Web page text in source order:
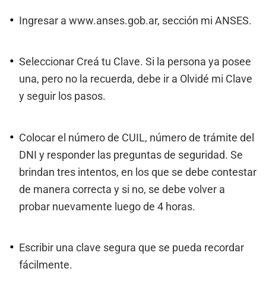
Ingresar a www.anses.gob.ar, sección mi ANSES.
Seleccionar Creá tu Clave. Si la persona ya posee
una, pero no la recuerda, debe ir a Olvidé mi Clave
y seguir los pasos.
Colocar el número de CUIL, número de trámite del
DNI y responder las preguntas de seguridad. Se
brindan tres intentos, en los que se debe contestar
de manera correcta y si no, se debe volver a
probar nuevamente luego de 4 horas.
Escribir una clave segura que se pueda recordar
fácilmente.